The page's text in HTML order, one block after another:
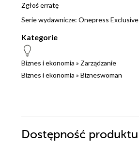
Zgłoś erratę
Serie wydawnicze: Onepress Exclusive
Kategorie
Biznes i ekonomia » Zarządzanie
Biznes i ekonomia » Bizneswoman
Dostępność produktu